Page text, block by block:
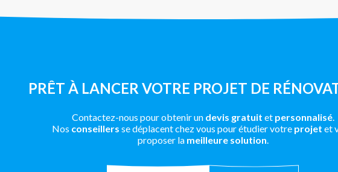
PRÊT À LANCER VOTRE PROJET DE
Contactez-nous pour obtenir un devis gratuit et personnalisé.
Nos conseillers se déplacent chez vous pour étudier votre projet et
proposer la meilleure solution.